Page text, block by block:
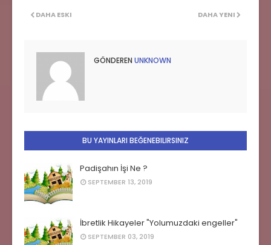
DAHA YENI
DAHA ESKI
GÖNDEREN UNKNOWN
BU YAYINLARI BEĞENEBILIRSINIZ
Padişahın İşi Ne ?
SEPTEMBER 13, 2019
İbretlik Hikayeler "Yolumuzdaki engeller"
SEPTEMBER 03, 2019